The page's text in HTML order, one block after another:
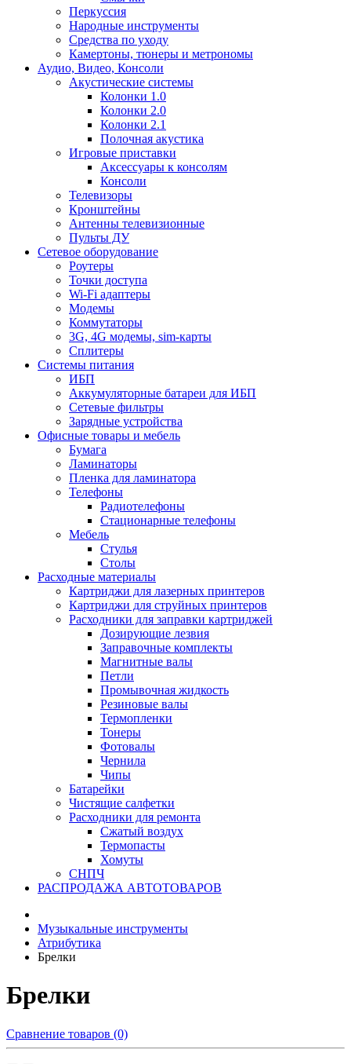
Перкуссия
Народные инструменты
Средства по уходу
Камертоны, тюнеры и метрономы
Аудио, Видео, Консоли
Акустические системы
Колонки 1.0
Колонки 2.0
Колонки 2.1
Полочная акустика
Игровые приставки
Аксессуары к консолям
Консоли
Телевизоры
Кронштейны
Антенны телевизионные
Пульты ДУ
Сетевое оборудование
Роутеры
Точки доступа
Wi-Fi адаптеры
Модемы
Коммутаторы
3G, 4G модемы, sim-карты
Сплитеры
Системы питания
ИБП
Аккумуляторные батареи для ИБП
Сетевые фильтры
Зарядные устройства
Офисные товары и мебель
Бумага
Ламинаторы
Пленка для ламинатора
Телефоны
Радиотелефоны
Стационарные телефоны
Мебель
Стулья
Столы
Расходные материалы
Картриджи для лазерных принтеров
Картриджи для струйных принтеров
Расходники для заправки картриджей
Дозирующие лезвия
Заправочные комплекты
Магнитные валы
Петли
Промывочная жидкость
Резиновые валы
Термопленки
Тонеры
Фотовалы
Чернила
Чипы
Батарейки
Чистящие салфетки
Расходники для ремонта
Сжатый воздух
Термопасты
Хомуты
СНПЧ
РАСПРОДАЖА АВТОТОВАРОВ
Музыкальные инструменты
Атрибутика
Брелки
Брелки
Сравнение товаров (0)